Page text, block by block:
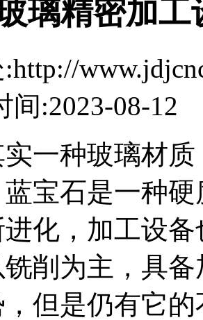
璃精密加工
间:2023-08-12
一种玻璃材
宝石是一种
进化，加工设
削为主，具
但是仍有它